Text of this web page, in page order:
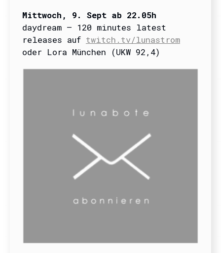
Mittwoch, 9. Sept ab 22.05h
daydream – 120 minutes latest
releases auf twitch.tv/lunastrom
oder Lora München (UKW 92,4)